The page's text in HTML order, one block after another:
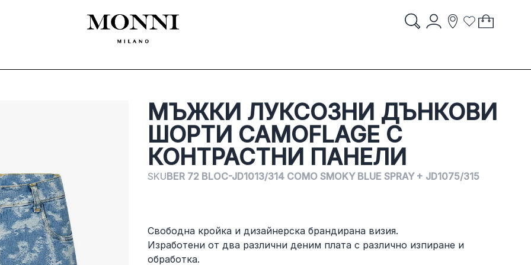
Search
Account
Storelocator
Wish List
My Cart
МЪЖКИ ЛУКСОЗНИ ДЪНКОВИ
ШОРТИ CAMOFLAGE С
КОНТРАСТНИ ПАНЕЛИ
SKUBER 72 BLOC-JD1013/314 COMO SMOKY BLUE SPRAY + JD1075/315
Свободна кройка и дизайнерска брандирана визия.
Изработени от два различни деним плата с различно изпиране и
обработка.